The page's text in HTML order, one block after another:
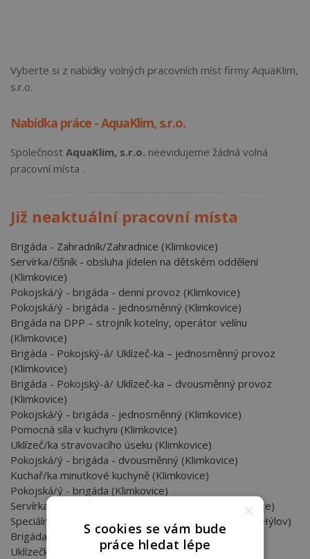
Vyberte si z nabídky volných pracovních míst firmy AquaKlim,
s.r.o.
Nabídka práce - AquaKlim, s.r.o.
Společnost AquaKlim, s.r.o. neevidujeme žádná volná
pracovní místa .
Již neaktuální pracovní místa
Brigáda - Zahradník/Zahradnice (Klimkovice)
Servírka/číšník - obsluha jídelen na dětském oddělení
(Klimkovice)
Pokojská/ý - brigáda - denní provoz (Klimkovice)
Pokojská/ý - brigáda - jednosměnný (Klimkovice)
Brigáda na DPP – strojník kotelny, operátor velínu
(Klimkovice)
Brigáda - Pokojský-á/ Uklízeč-ka – jednosměnný provoz
(Klimkovice)
Brigáda - Pokojský-á/ Uklízeč-ka – dvousměnný provoz
(Klimkovice)
Pokojská/ý - brigáda - jednosměnný (Klimkovice)
Pomocná síla v kuchyni (Klimkovice)
Uklízeč/ka stravovacího úseku (Klimkovice)
Pokojská/ý - brigáda - dvousměnný (Klimkovice)
Kuchař/ka minutkové kuchyně (Klimkovice)
Pokojská/ý - brigáda (Klimkovice)
Servírka/číšník - obsluha veřejných provozů (Klimkovice)
Speciální pedagog/žka ve zdravotnictví (Klimkovice - Hýlov)
Brigáda - servírka/číšník veřejné provozy (Klimkovice)
Uklízečka brigáda (Klimkovice)
×
S cookies se vám bude
práce hledat lépe